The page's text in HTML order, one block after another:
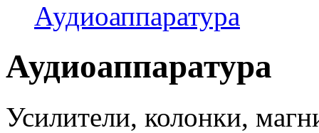
Аудиоаппаратура
Аудиоаппаратура
Усилители, колонки,